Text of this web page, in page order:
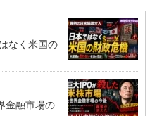
なく米国の
金融市場の